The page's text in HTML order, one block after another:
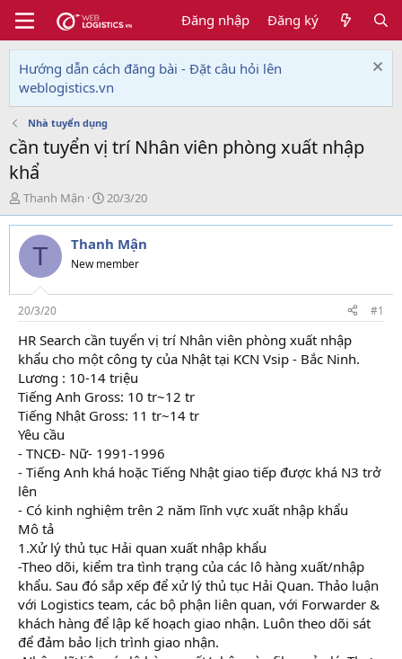
Đăng nhập Đăng ký
Hướng dẫn cách đăng bài - Đặt câu hỏi lên
weblogistics.vn
Nhà tuyển dụng
cần tuyển vị trí Nhân viên phòng xuất nhập
khẩ
T
h
r
e
d
s
t
a
r
t
e
r
Thanh Mận
N
g
à
y
g
i
20/3/20
T Thanh Mận
New member
20/3/20 #1
HR Search cần tuyển vị trí Nhân viên phòng xuất nhập
khẩu cho một công ty của Nhật tại KCN Vsip - Bắc Ninh.
Lương : 10-14 triệu
Tiếng Anh Gross: 10 tr~12 tr
Tiếng Nhật Gross: 11 tr~14 tr
Yêu cầu
- TNCĐ- Nữ- 1991-1996
- Tiếng Anh khá hoặc Tiếng Nhật giao tiếp được khá N3 trở
lên
- Có kinh nghiệm trên 2 năm lĩnh vực xuất nhập khẩu
Mô tả
1.Xử lý thủ tục Hải quan xuất nhập khẩu
-Theo dõi, kiểm tra tình trạng của các lô hàng xuất/nhập
khẩu. Sau đó sắp xếp để xử lý thủ tục Hải Quan. Thảo luận
với Logistics team, các bộ phận liên quan, với Forwarder &
khách hàng để lập kế hoạch giao nhận. Luôn theo dõi sát
để đảm bảo lịch trình giao nhận.